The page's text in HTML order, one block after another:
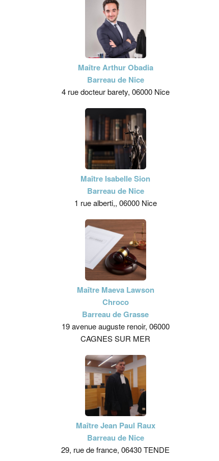
Maître Arthur Obadia
Barreau de Nice
4 rue docteur barety, 06000 Nice
Maître Isabelle Sion
Barreau de Nice
1 rue alberti,, 06000 Nice
Maître Maeva Lawson
Chroco
Barreau de Grasse
19 avenue auguste renoir, 06000
CAGNES SUR MER
Maître Jean Paul Raux
Barreau de Nice
29, rue de france, 06430 TENDE